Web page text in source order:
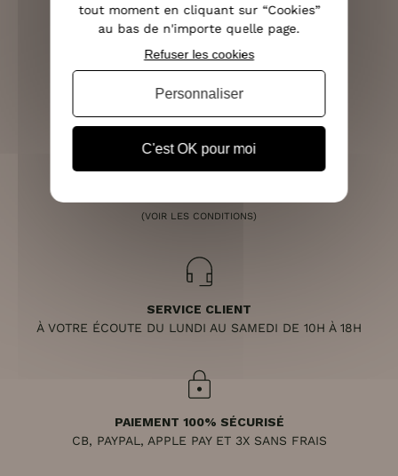
OFFERTE DÈS 70€
(VOIR LES CONDITIONS)
SERVICE CLIENT
À VOTRE ÉCOUTE DU LUNDI AU SAMEDI DE 10H À 18H
PAIEMENT 100% SÉCURISÉ
CB, PAYPAL, APPLE PAY ET 3X SANS FRAIS
tout moment en cliquant sur “Cookies”
au bas de n'importe quelle page.
C'est OK pour moi
Refuser les cookies
Personnaliser